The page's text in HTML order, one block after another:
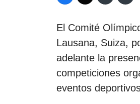
El Comité
Lausana, Suiza,
adelante la
competiciones
eventos